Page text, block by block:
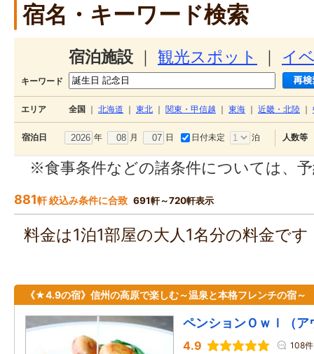
宿名・キーワード検索
宿泊施設 観光スポット イ
キーワード
エリア 全国 北海道 東北 関東・甲信越 東海 近畿・北陸
宿泊日 年 月 日 日付未定 泊 人数等
※食事条件などの諸条件については、
881軒 絞込み条件に合致 691軒～720軒表示
料金は1泊1部屋の大人1名分の料金で
《★4.9の宿》信州の高原で楽しむ～温泉と本格フレンチの宿～
ペンションＯｗｌ（ア
4.9 108件